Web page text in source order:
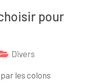
pour
Divers
les colons